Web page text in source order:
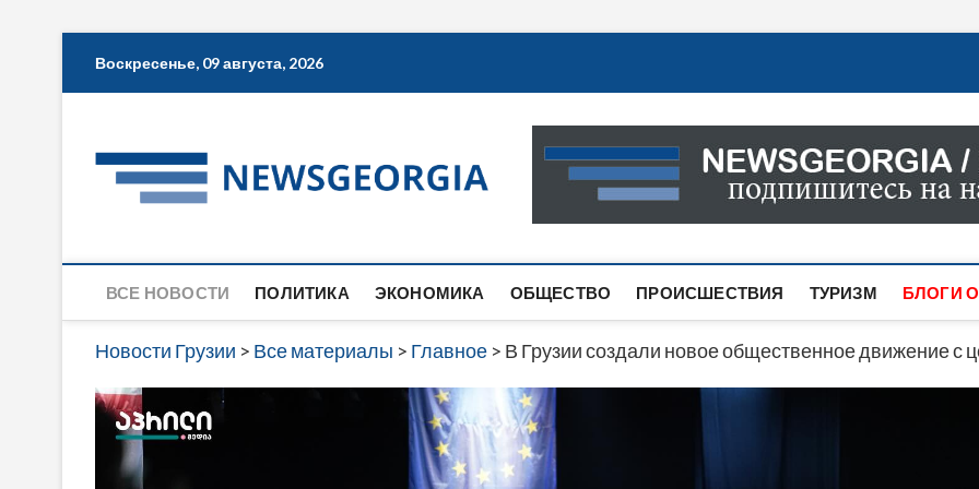
Воскресенье, 09 августа, 2026
Новости Грузии
САМАЯ АКТУАЛЬНАЯ ИНФОРМАЦИЯ О СОБЫТИЯХ
САЙТЕ ВЫ НАЙДЕТЕ НОВОСТИ ПОЛИТИКИ,
ВСЕ НОВОСТИ ПОЛИТИКА ЭКОНОМИКА ОБЩЕСТВО ПРОИСШЕСТВИЯ ТУРИЗМ БЛОГИ
Новости Грузии > Все материалы > Главное > В Грузии создали новое общественное движение с